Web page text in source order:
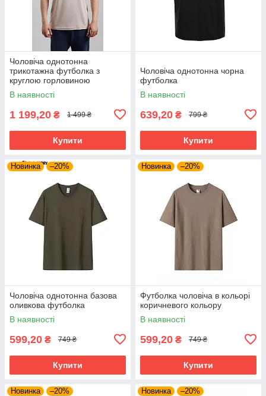
Чоловіча однотонна
трикотажна футболка з
круглою горловиною
В наявності
1 199,20 ₴ 1 499 ₴
Купити
Чоловіча однотонна чорна
футболка
В наявності
639,20 ₴ 799 ₴
Купити
Новинка –20%
Чоловіча однотонна базова
оливкова футболка
В наявності
599,20 ₴ 749 ₴
Купити
Новинка –20%
Футболка чоловіча в кольорі
коричневого кольору
В наявності
599,20 ₴ 749 ₴
Купити
Новинка –20% Новинка –20%